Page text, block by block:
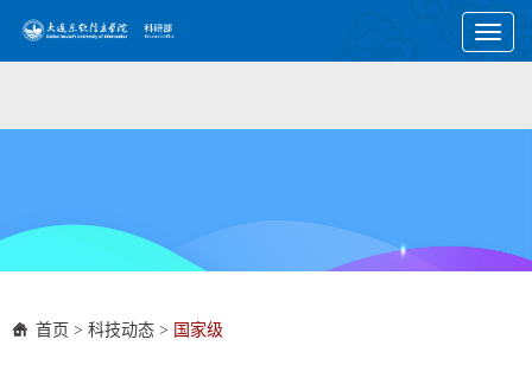
Toggle
首页 > 科技动态 > 国家级